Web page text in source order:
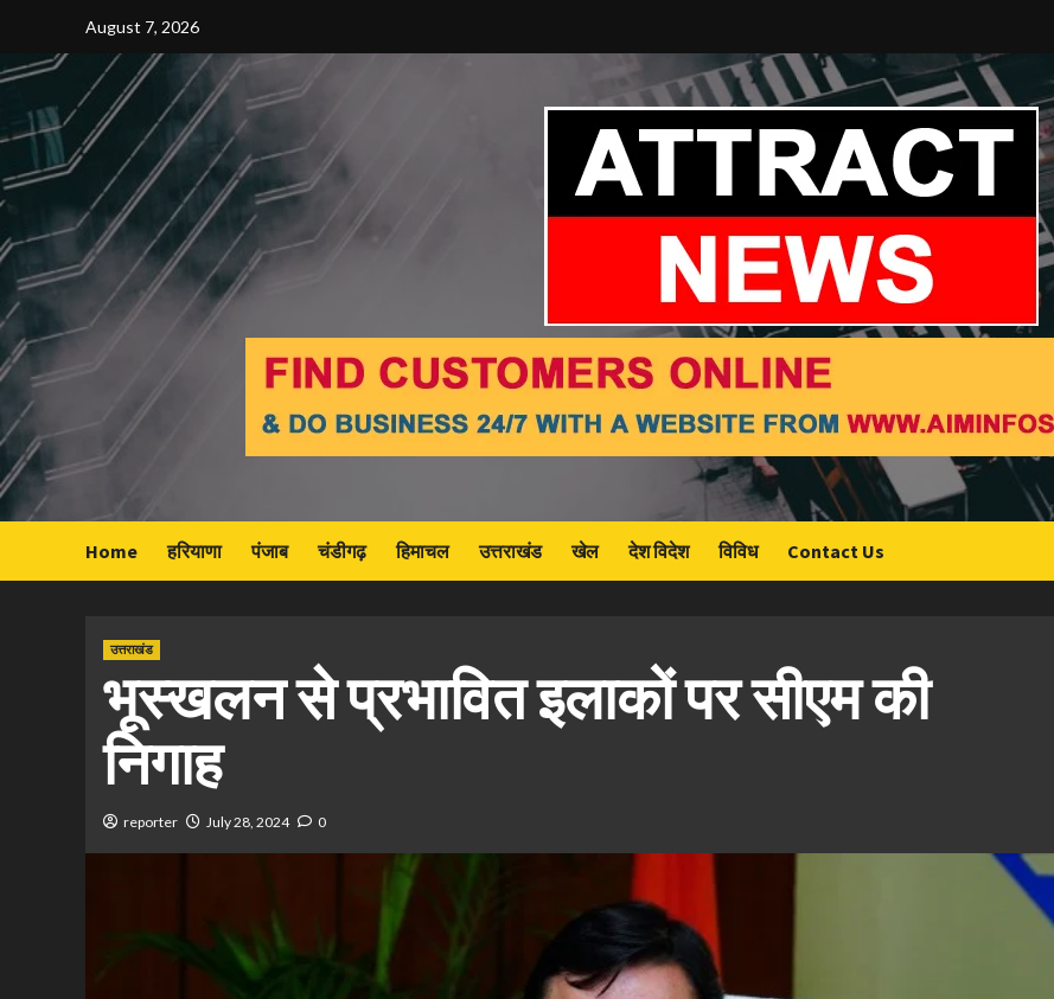
content
August 7, 2026
Home हरियाणा पंजाब चंडीगढ़ हिमाचल उत्तराखंड खेल देश विदेश विविध Contact Us
उत्तराखंड
भूस्खलन से प्रभावित इलाकों पर सीएम की
निगाह
reporter July 28, 2024 0